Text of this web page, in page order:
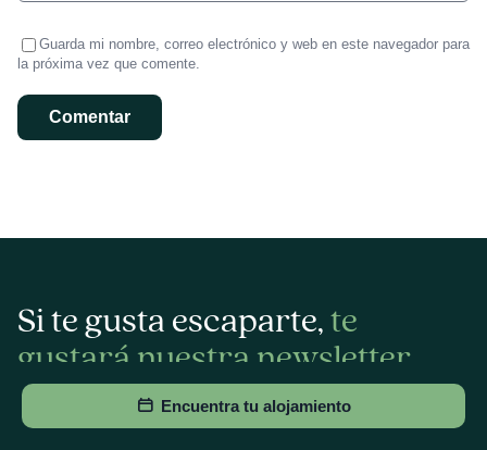
Encuentra tu alojamiento
Guarda mi nombre, correo electrónico y web en este navegador para
la próxima vez que comente.
Si te gusta escaparte,te
gustará nuestra newsletter
Te enviamos recomendaciones personalizadas para que